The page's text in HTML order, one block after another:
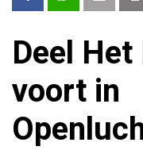
Deel
voort in